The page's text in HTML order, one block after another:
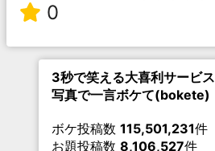
0
3秒で笑える大喜利サービス
写真で一言ボケて(bokete)
ボケ投稿数 115,501,231件
お題投稿数 8,106,527件